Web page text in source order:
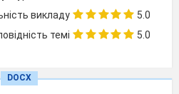
населення.
Сфери життя
Практичне
планування з
викладу
5.0
темі
5.0
DOCX